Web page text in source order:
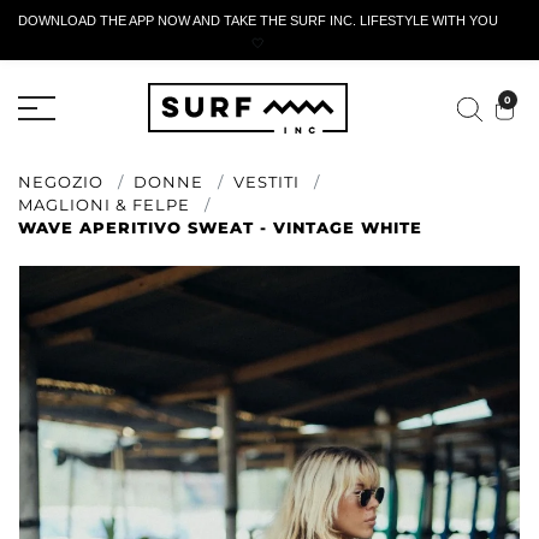
DOWNLOAD THE APP NOW AND TAKE THE SURF INC. LIFESTYLE WITH YOU
🤍
0
NEGOZIO DONNE
VESTITI
MAGLIONI & FELPE
WAVE APERITIVO SWEAT - VINTAGE WHITE
MODULO DI RESTITUZIONE ATTIVO